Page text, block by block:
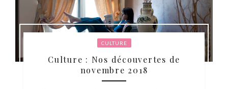
CULTURE
Culture : Nos découvertes de
novembre 2018